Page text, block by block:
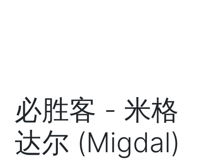
必胜客 - 米格
达尔 (Migdal)